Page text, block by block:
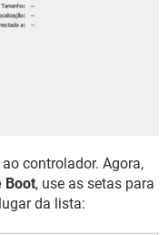
controlador. Agora,
Boot, use as setas para
da lista: